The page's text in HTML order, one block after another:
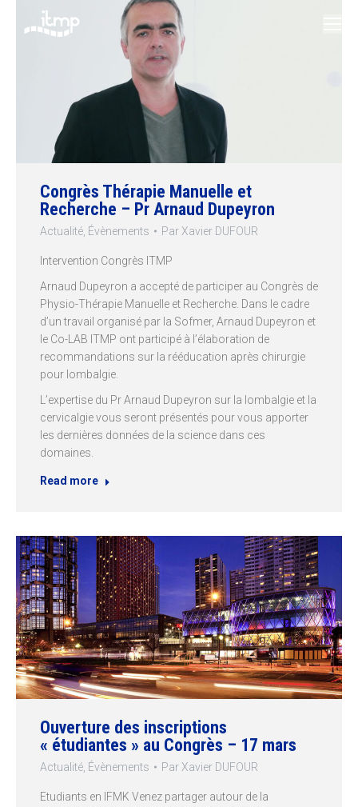
Congrès Thérapie Manuelle et
Recherche – Pr Arnaud Dupeyron
Actualité Évènements Par Xavier DUFOUR
Intervention Congrès ITMP
Arnaud Dupeyron a accepté de participer au Congrès de
Physio-Thérapie Manuelle et Recherche. Dans le cadre
d’un travail organisé par la Sofmer, Arnaud Dupeyron et
le Co-LAB ITMP ont participé à l’élaboration de
recommandations sur la rééducation après chirurgie
pour lombalgie.
L’expertise du Pr Arnaud Dupeyron sur la lombalgie et la
cervicalgie vous seront présentés pour vous apporter
les dernières données de la science dans ces
domaines.
Read more
Ouverture des inscriptions
« étudiantes » au Congrès – 17 mars
Actualité Évènements Par Xavier DUFOUR
Etudiants en IFMK Venez partager autour de la